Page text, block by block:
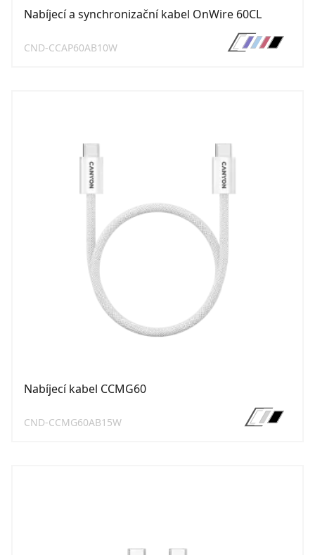
Nabíjecí a synchronizační kabel OnWire 60CL
CND-CCAP60AB10W
Nabíjecí kabel CCMG60
CND-CCMG60AB15W